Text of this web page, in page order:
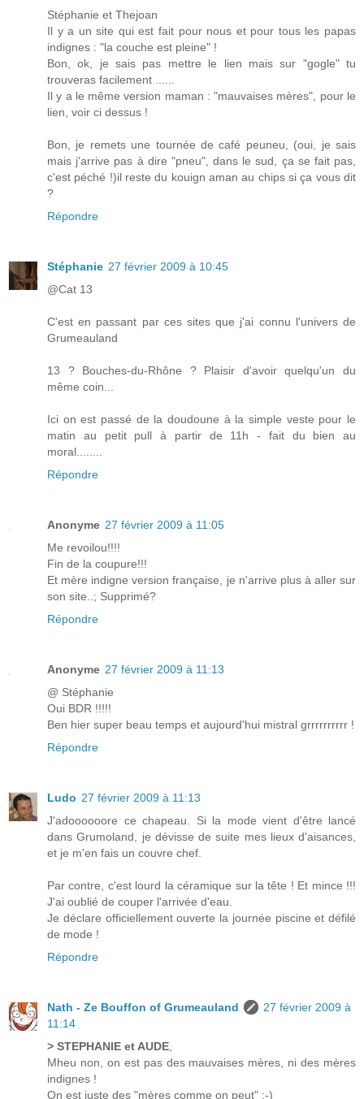
Stéphanie et Thejoan
Il y a un site qui est fait pour nous et pour tous les papas
indignes : "la couche est pleine" !
Bon, ok, je sais pas mettre le lien mais sur "gogle" tu
trouveras facilement ......
Il y a le même version maman : "mauvaises mères", pour le
lien, voir ci dessus !
Bon, je remets une tournée de café peuneu, (oui, je sais
mais j'arrive pas à dire "pneu", dans le sud, ça se fait pas,
c'est péché !)il reste du kouign aman au chips si ça vous dit
?
Répondre
Stéphanie 27 février 2009 à 10:45
@Cat 13
C'est en passant par ces sites que j'ai connu l'univers de
Grumeauland
13 ? Bouches-du-Rhône ? Plaisir d'avoir quelqu'un du
même coin...
Ici on est passé de la doudoune à la simple veste pour le
matin au petit pull à partir de 11h - fait du bien au
moral........
Répondre
Anonyme 27 février 2009 à 11:05
Me revoilou!!!!
Fin de la coupure!!!
Et mère indigne version française, je n'arrive plus à aller sur
son site..; Supprimé?
Répondre
Anonyme 27 février 2009 à 11:13
@ Stéphanie
Oui BDR !!!!!
Ben hier super beau temps et aujourd'hui mistral grrrrrrrrrr !
Répondre
Ludo 27 février 2009 à 11:13
J'adoooooore ce chapeau. Si la mode vient d'être lancé
dans Grumoland, je dévisse de suite mes lieux d'aisances,
et je m'en fais un couvre chef.
Par contre, c'est lourd la céramique sur la tête ! Et mince !!!
J'ai oublié de couper l'arrivée d'eau.
Je déclare officiellement ouverte la journée piscine et défilé
de mode !
Répondre
Nath - Ze Bouffon of Grumeauland
27 février 2009 à
11:14
> STEPHANIE et AUDE
Mheu non, on est pas des mauvaises mères, ni des mères
indignes !
On est juste des "mères comme on peut" ;-)